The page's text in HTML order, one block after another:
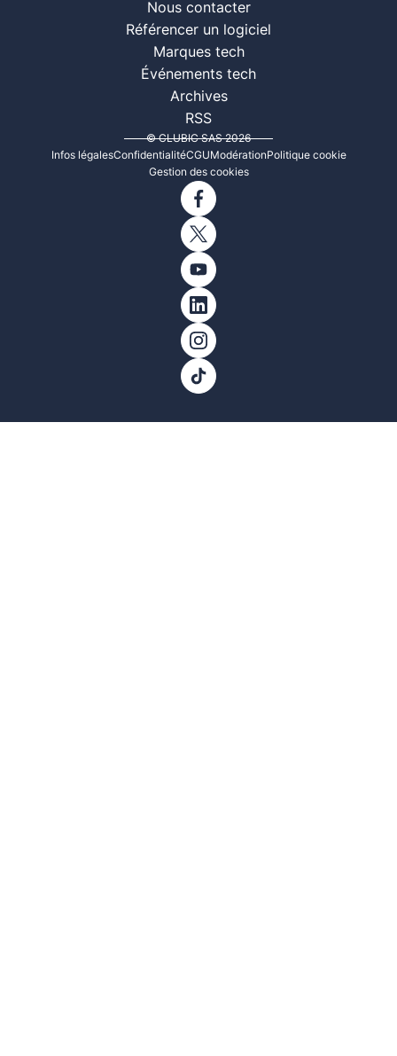
Nous contacter
Référencer un logiciel
Marques tech
Événements tech
Archives
RSS
© CLUBIC SAS 2026
Infos légalesConfidentialitéCGUModérationPolitique cookie
Gestion des cookies